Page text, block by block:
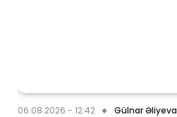
06.08.2026 - 12:42 Gülnar Əliyeva